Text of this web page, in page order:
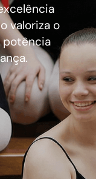
valoriza o
potência